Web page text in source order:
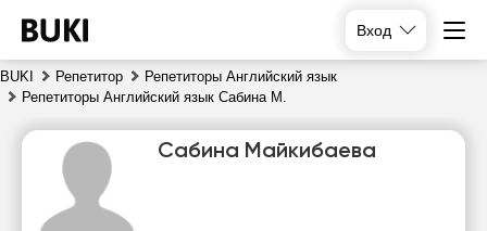
Вход
BUKI Репетитор
Репетиторы Английский язык
Репетиторы Английский язык Сабина М.
Сабина Майкибаева